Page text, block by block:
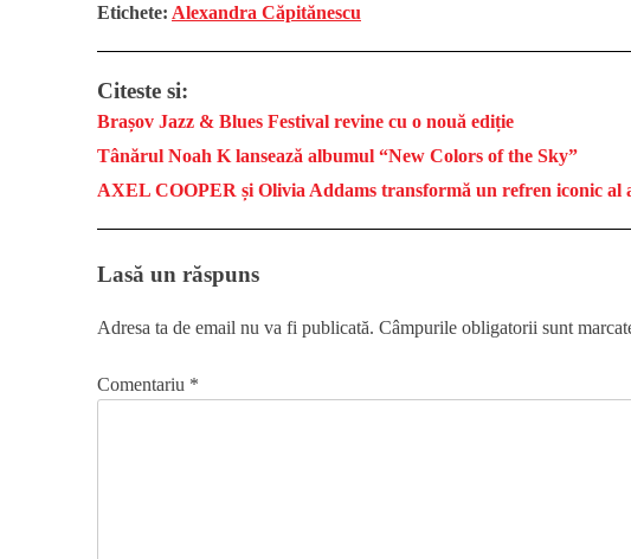
Etichete: Alexandra Căpitănescu
Citeste si:
Brașov Jazz & Blues Festival revine cu o nouă ediție
Tânărul Noah K lansează albumul “New Colors of the Sky”
AXEL COOPER și Olivia Addams transformă un refren iconic al
Lasă un răspuns
Adresa ta de email nu va fi publicată. Câmpurile obligatorii sunt
Comentariu *